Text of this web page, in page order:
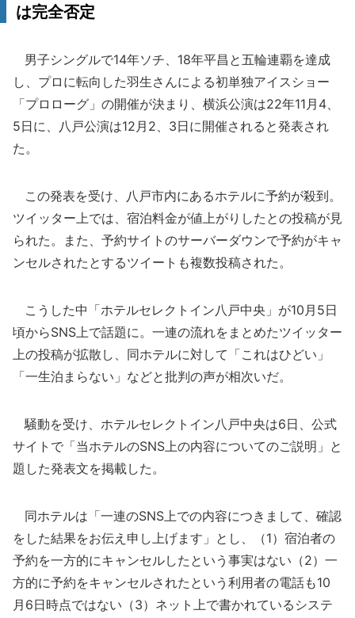
は完全否定
男子シングルで14年ソチ、18年平昌と五輪連覇を達成
し、プロに転向した羽生さんによる初単独アイスショー
「プロローグ」の開催が決まり、横浜公演は22年11月4、
5日に、八戸公演は12月2、3日に開催されると発表され
た。
この発表を受け、八戸市内にあるホテルに予約が殺到。
ツイッター上では、宿泊料金が値上がりしたとの投稿が見
られた。また、予約サイトのサーバーダウンで予約がキャ
ンセルされたとするツイートも複数投稿された。
こうした中「ホテルセレクトイン八戸中央」が10月5日
頃からSNS上で話題に。一連の流れをまとめたツイッター
上の投稿が拡散し、同ホテルに対して「これはひどい」
「一生泊まらない」などと批判の声が相次いだ。
騒動を受け、ホテルセレクトイン八戸中央は6日、公式
サイトで「当ホテルのSNS上の内容についてのご説明」と
題した発表文を掲載した。
同ホテルは「一連のSNS上での内容につきまして、確認
をした結果をお伝え申し上げます」とし、（1）宿泊者の
予約を一方的にキャンセルしたという事実はない（2）一
方的に予約をキャンセルされたという利用者の電話も10
月6日時点ではない（3）ネット上で書かれているシステ